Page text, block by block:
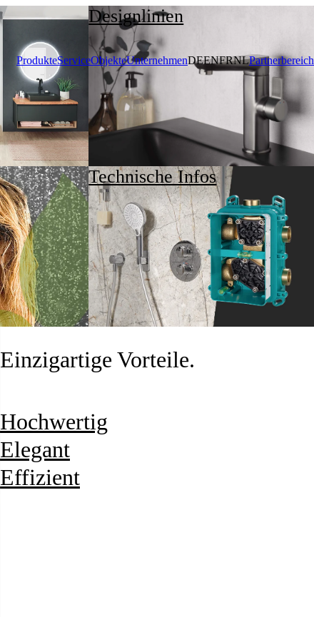
ProdukteServiceObjekteUnternehmenDEENFRNLPartnerbereich
Designlinien
Technische Infos
Einzigartige Vorteile.
Hochwertig
Elegant
Effizient